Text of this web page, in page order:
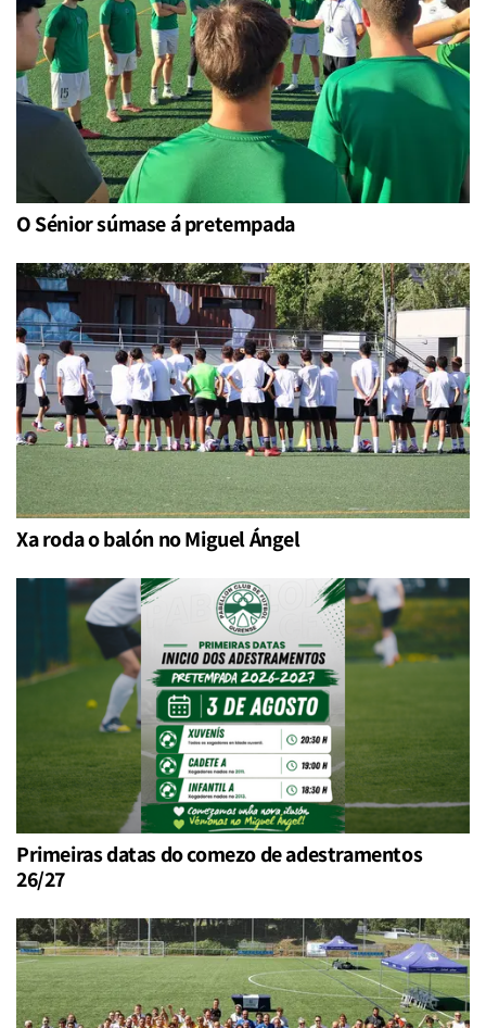
O Sénior súmase á pretempada
Xa roda o balón no Miguel Ángel
Primeiras datas do comezo de adestramentos
26/27